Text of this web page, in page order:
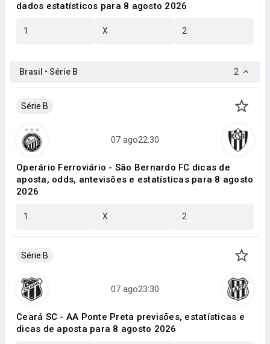
dados estatísticos para 8 agosto 2026
1 X 2
Brasil • Série B 2
Série B
Operário Ferroviário - São Bernardo FC dicas de
aposta, odds, antevisões e estatísticas para 8 agosto
2026
1 X 2
Série B
Ceará SC - AA Ponte Preta previsões, estatísticas e
dicas de aposta para 8 agosto 2026